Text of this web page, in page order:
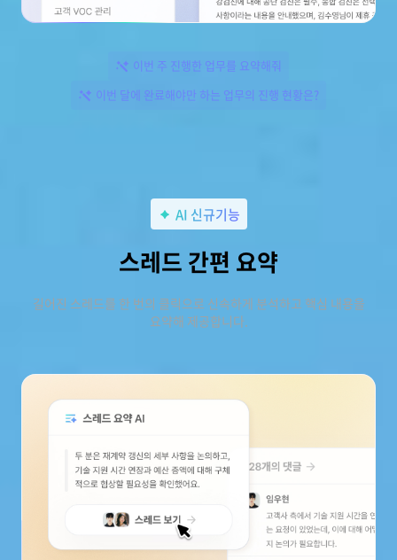
이번 주 진행한 업무를 요약해줘
이번 달에 완료해야만 하는 업무의 진행 현황은?
AI 신규기능
스레드 간편 요약
길어진 스레드를 한 번의 클릭으로 신속하게 분석하고 핵심 내용을
요약해 제공합니다.